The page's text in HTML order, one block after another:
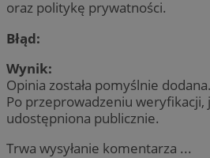
oraz politykę prywatności.
Błąd:
Wynik:
Opinia została pomyślnie dodana.
Po przeprowadzeniu weryfikacji,
udostępniona publicznie.
Trwa wysyłanie komentarza ...